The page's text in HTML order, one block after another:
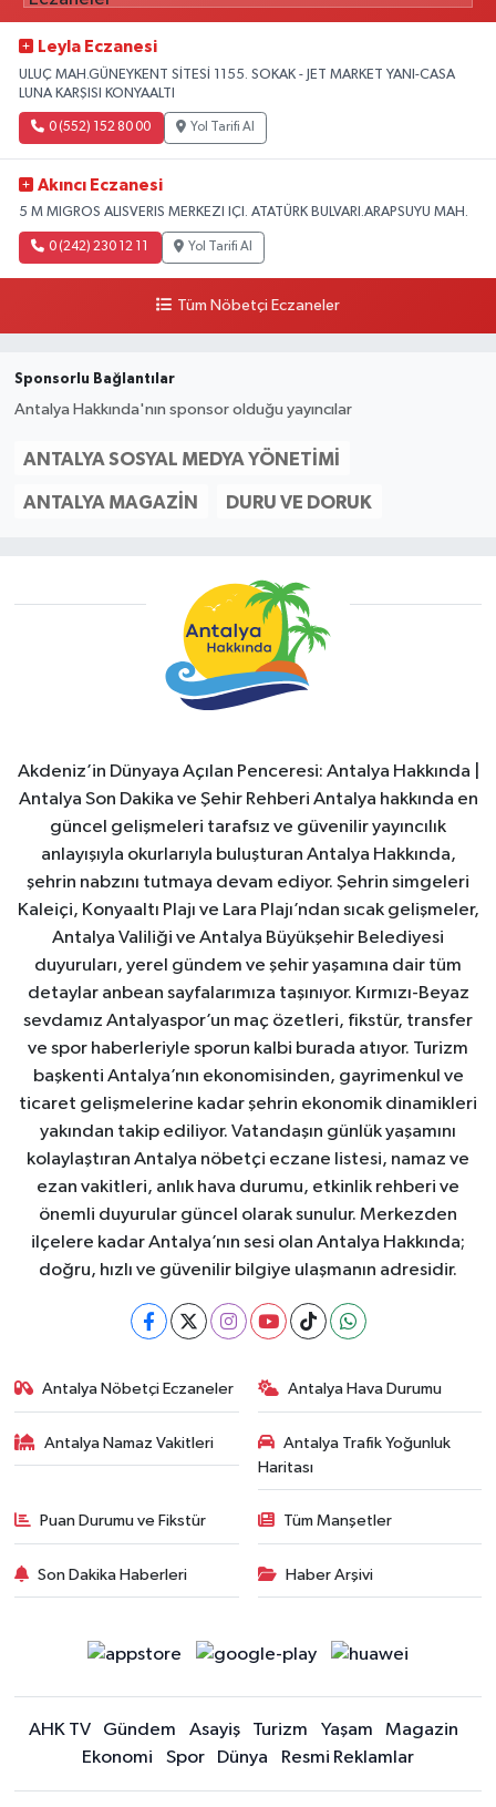
Leyla Eczanesi
ULUÇ MAH.GÜNEYKENT SİTESİ 1155. SOKAK - JET MARKET YANI-CASA
LUNA KARŞISI KONYAALTI
0 (552) 152 80 00 Yol Tarifi Al
Akıncı Eczanesi
5 M MIGROS ALISVERIS MERKEZI IÇI. ATATÜRK BULVARI.ARAPSUYU MAH.
0 (242) 230 12 11 Yol Tarifi Al
Tüm Nöbetçi Eczaneler
Sponsorlu Bağlantılar
Antalya Hakkında'nın sponsor olduğu yayıncılar
ANTALYA SOSYAL MEDYA YÖNETIMI
ANTALYA MAGAZIN DURU VE DORUK
Akdeniz’in Dünyaya Açılan Penceresi: Antalya Hakkında |
Antalya Son Dakika ve Şehir Rehberi Antalya hakkında en
güncel gelişmeleri tarafsız ve güvenilir yayıncılık
anlayışıyla okurlarıyla buluşturan Antalya Hakkında,
şehrin nabzını tutmaya devam ediyor. Şehrin simgeleri
Kaleiçi, Konyaaltı Plajı ve Lara Plajı’ndan sıcak gelişmeler,
Antalya Valiliği ve Antalya Büyükşehir Belediyesi
duyuruları, yerel gündem ve şehir yaşamına dair tüm
detaylar anbean sayfalarımıza taşınıyor. Kırmızı-Beyaz
sevdamız Antalyaspor’un maç özetleri, fikstür, transfer
ve spor haberleriyle sporun kalbi burada atıyor. Turizm
başkenti Antalya’nın ekonomisinden, gayrimenkul ve
ticaret gelişmelerine kadar şehrin ekonomik dinamikleri
yakından takip ediliyor. Vatandaşın günlük yaşamını
kolaylaştıran Antalya nöbetçi eczane listesi, namaz ve
ezan vakitleri, anlık hava durumu, etkinlik rehberi ve
önemli duyurular güncel olarak sunulur. Merkezden
ilçelere kadar Antalya’nın sesi olan Antalya Hakkında;
doğru, hızlı ve güvenilir bilgiye ulaşmanın adresidir.
Antalya Nöbetçi Eczaneler Antalya Hava Durumu
Antalya Namaz Vakitleri
Antalya Trafik Yoğunluk
Haritası
Puan Durumu ve Fikstür Tüm Manşetler
Son Dakika Haberleri Haber Arşivi
AHK TV Gündem Asayiş Turizm Yaşam
Magazin
Ekonomi
Spor Dünya Resmi Reklamlar